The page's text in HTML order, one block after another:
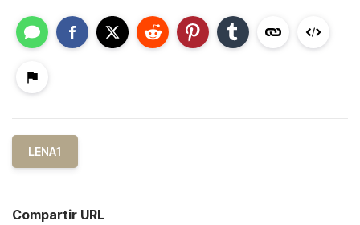
LENA1
Compartir URL